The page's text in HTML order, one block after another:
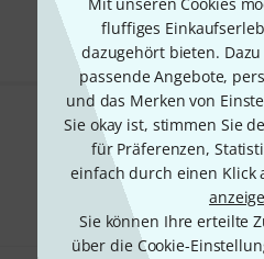
fluffiges
dazugehört bieten.
passende Angebote,
und das Merken von
Sie okay ist, stimmen Sie
für Präferenzen,
einfach durch einen Klick
Sie können Ihre erteilte
über die Cookie-
Alle Preise
Gefällt Ihnen,
Teilen